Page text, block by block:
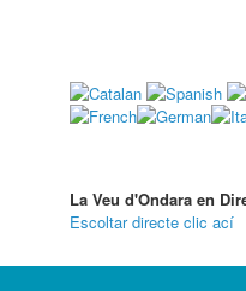
La Veu d'Ondara en
Escoltar directe clic ací